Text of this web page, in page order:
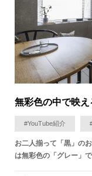
無彩色の中で映
#YouTube紹介
お二人揃って「黒」の
は無彩色の「グレー」